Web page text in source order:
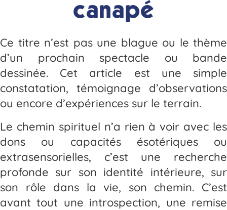
canapé
Ce titre n’est pas une blague ou le thème
d’un prochain spectacle ou bande
dessinée. Cet article est une simple
constatation, témoignage d’observations
ou encore d’expériences sur le terrain.
Le chemin spirituel n’a rien à voir avec les
dons ou capacités ésotériques ou
extrasensorielles, c’est une recherche
profonde sur son identité intérieure, sur
son rôle dans la vie, son chemin. C’est
avant tout une introspection, une remise